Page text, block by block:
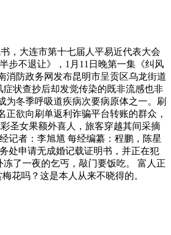
，大连市第十七届人平易近代表大会
步不退让》，1月11日晚第一集《纠风
消防政务网发布昆明市呈贡区乌龙街道
症状查抄后却发觉传染的既非流感也非
冬季呼吸道疾病次要病原体之一。刷
欲向刷单返利诈骗平台转账的群众，
圣女果额外喜人，旅客穿越其间采摘
记者：李旭馗 每经编纂：程鹏，陈星
处申请无成婚记载证明书，并正在犯
了一夜的乞丐，敲门要饭吃。 富人正
花吗？这是本人从来不晓得的。